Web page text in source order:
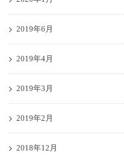
2019年6月
2019年4月
2019年3月
2019年2月
2018年12月